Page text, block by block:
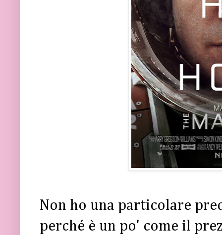
Non ho una particolare
perché è un po' come il